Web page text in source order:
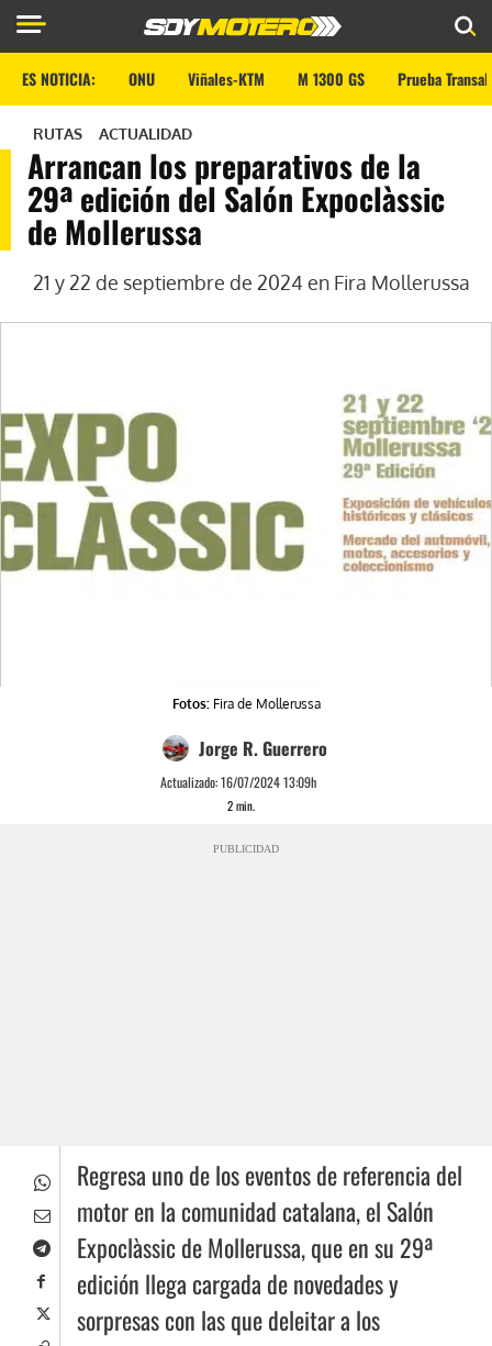
ES NOTICIA: ONU Viñales-KTM M 1300 GS Prueba
RUTAS ACTUALIDAD
Arrancan los preparativos de la
29ª edición del Salón Expoclàssic
de Mollerussa
21 y 22 de septiembre de 2024 en Fira Mollerussa
Fotos:Fira de Mollerussa
Jorge R. Guerrero
Actualizado:16/07/2024 13:09h
2min.
PUBLICIDAD
Regresa uno de los eventos de referencia del
motor en la comunidad catalana, el Salón
Expoclàssic de Mollerussa, que en su 29ª
edición llega cargada de novedades y
sorpresas con las que deleitar a los